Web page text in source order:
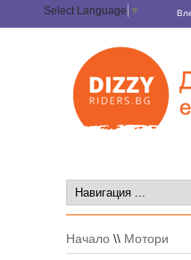
Select Language ▼
Начало \\ Мотори